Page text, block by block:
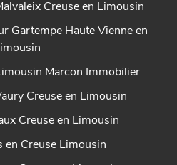
Creuse en Limousin
Gartempe Haute Vienne en
Marcon Immobilier
Creuse en Limousin
Creuse en Limousin
en Creuse Limousin